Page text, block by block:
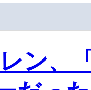
ン、